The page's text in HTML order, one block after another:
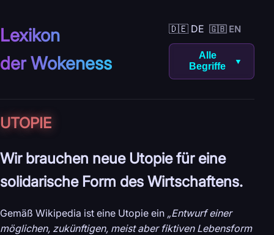
Lexikon
der Wokeness
🇩🇪 DE 🇬🇧 EN
Alle
Begriffe
▼
UTOPIE
Wir brauchen neue Utopie für eine
solidarische Form des Wirtschaftens.
Gemäß Wikipedia ist eine Utopie ein „Entwurf einer
möglichen, zukünftigen, meist aber fiktiven Lebensform